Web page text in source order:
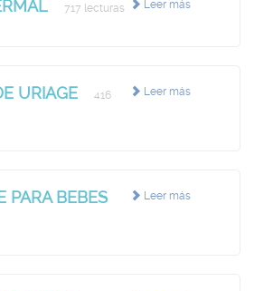
Leer más
717 lecturas
Leer más
URIAGE
416
Leer más
PARA BEBES